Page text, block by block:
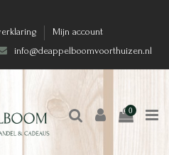
Mijn account
info@deappelboomvoorthuizen.nl
0